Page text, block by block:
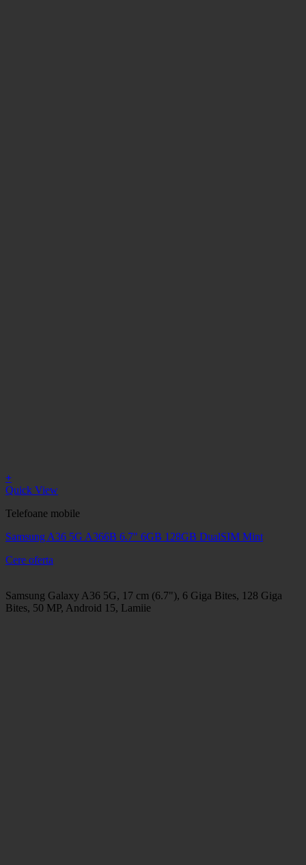
+
Quick View
Telefoane mobile
Samsung A36 5G A366B 6.7" 6GB 128GB DualSIM Mint
Cere oferta
Samsung Galaxy A36 5G, 17 cm (6.7"), 6 Giga Bites, 128 Giga
Bites, 50 MP, Android 15, Lamiie